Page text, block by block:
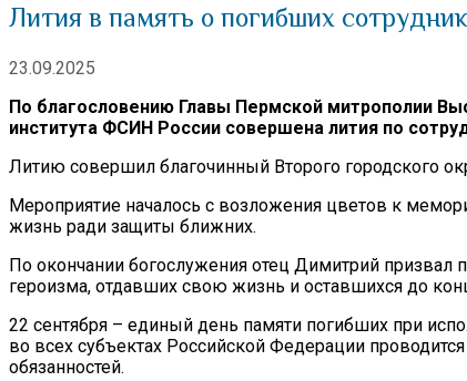
Лития в память о погибших
23.09.2025
По благословению Главы Пермской митрополии
института ФСИН России совершена лития по
Литию совершил благочинный Второго городского
Мероприятие началось с возложения цветов к
жизнь ради защиты ближних.
По окончании богослужения отец Димитрий
героизма, отдавших свою жизнь и оставшихся до
22 сентября – единый день памяти погибших при
во всех субъектах Российской Федерации
обязанностей.